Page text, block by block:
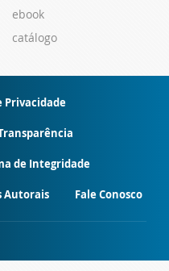
ebook
catálogo
Privacidade
de Integridade
Autorais Fale Conosco